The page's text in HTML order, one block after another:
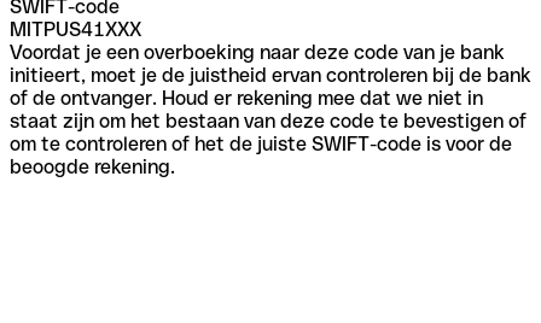
SWIFT-code
MITPUS41XXX
Voordat je een overboeking naar deze code van je bank
initieert, moet je de juistheid ervan controleren bij de bank
of de ontvanger. Houd er rekening mee dat we niet in
staat zijn om het bestaan van deze code te bevestigen of
om te controleren of het de juiste SWIFT-code is voor de
beoogde rekening.